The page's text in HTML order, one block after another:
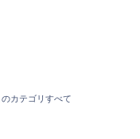
のカテゴリすべて